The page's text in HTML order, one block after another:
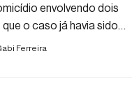
envolvendo dois
o caso já havia sido
Ferreira